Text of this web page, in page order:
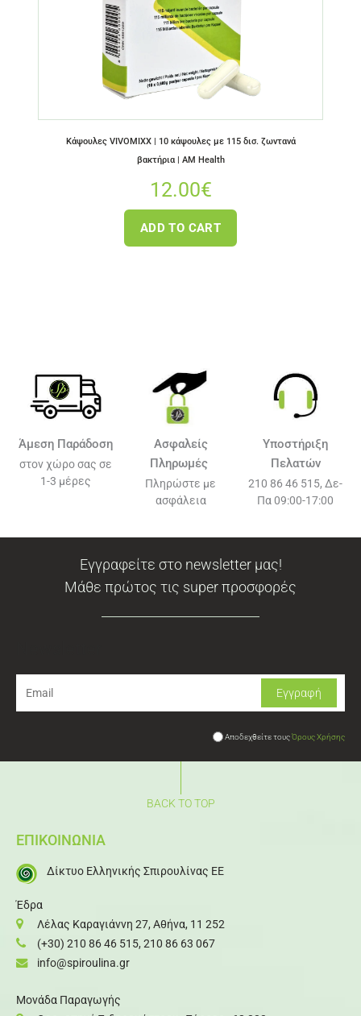
Κάψουλες VIVOMIXX | 10 κάψουλες με 115 δισ. ζωντανά
βακτήρια | AM Health
12.00€
ADD TO CART
Άμεση Παράδοση
στον χώρο σας σε
1-3 μέρες
Ασφαλείς
Πληρωμές
Πληρώστε με
ασφάλεια
Υποστήριξη
Πελατών
210 86 46 515, Δε-
Πα 09:00-17:00
Εγγραφείτε στο newsletter μας!
Μάθε πρώτος τις super προσφορές
Αποδεχθείτε τουςΌρους Χρήσης
BACK TO TOP
ΕΠΙΚΟΙΝΩΝΙΑ
Δίκτυο Ελληνικής Σπιρουλίνας ΕΕ
Έδρα
Λέλας Καραγιάννη 27, Αθήνα, 11 252
(+30) 210 86 46 515, 210 86 63 067
info@spiroulina.gr
Μονάδα Παραγωγής